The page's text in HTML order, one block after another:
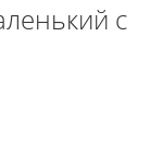
с